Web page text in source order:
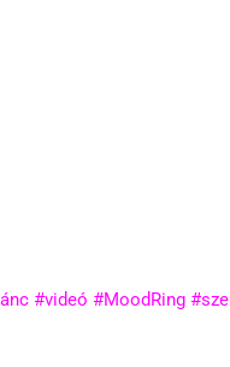
#videó #MoodRing